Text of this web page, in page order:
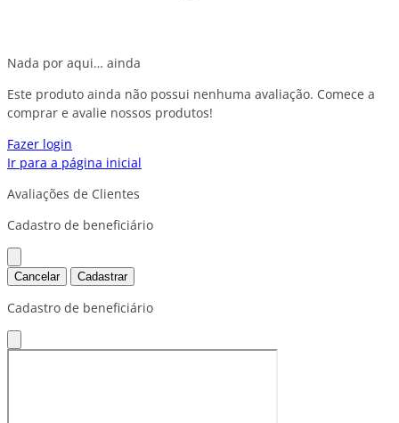
Nada por aqui… ainda
Este produto ainda não possui nenhuma avaliação. Comece a
comprar e avalie nossos produtos!
Fazer login
Ir para a página inicial
Avaliações de Clientes
Cadastro de beneficiário
Cancelar Cadastrar
Cadastro de beneficiário